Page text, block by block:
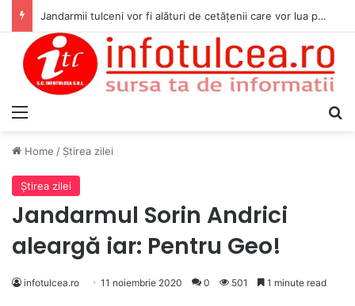
Jandarmii tulceni vor fi alături de cetățenii care vor lua parte la Festivalul Folk Țestos
Home / Ştirea zilei
Ştirea zilei
Jandarmul Sorin Andrici
aleargă iar: Pentru Geo!
infotulcea.ro 11 noiembrie 2020 0 501 1 minute read